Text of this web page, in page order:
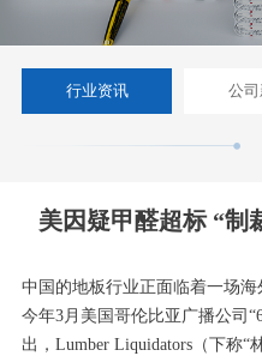
行业资讯 公
美因疑甲醛超标 “制
中国的地板行业正面临着一场海
今年3月美国哥伦比亚广播公司
出，Lumber Liquidators（下称“